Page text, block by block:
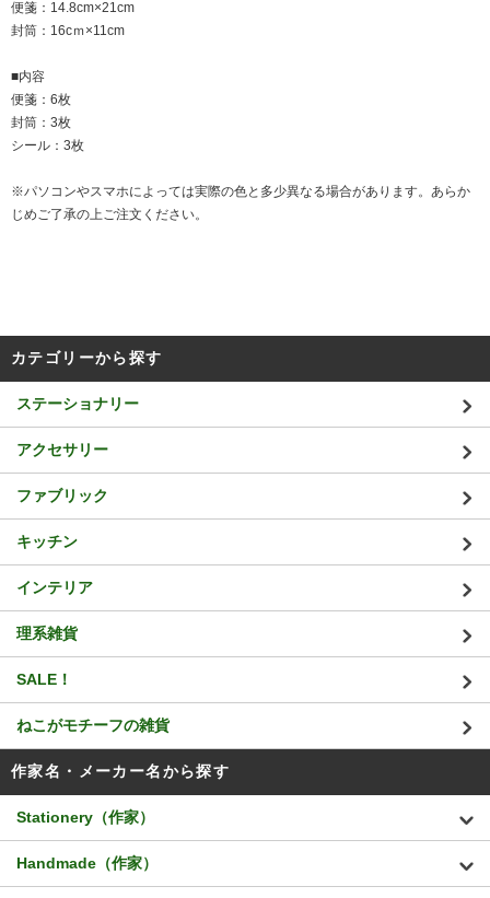
便箋：14.8cm×21cm
封筒：16cｍ×11cm
■内容
便箋：6枚
封筒：3枚
シール：3枚
※パソコンやスマホによっては実際の色と多少異なる場合があります。あらか
じめご了承の上ご注文ください。
カテゴリーから探す
ステーショナリー
アクセサリー
ファブリック
キッチン
インテリア
理系雑貨
SALE！
ねこがモチーフの雑貨
作家名・メーカー名から探す
Stationery（作家）
Handmade（作家）